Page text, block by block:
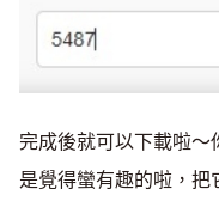
完成後就可以下載啦～
是覺得蠻有趣的啦，